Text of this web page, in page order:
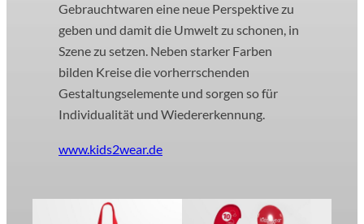
Gebrauchtwaren eine neue Perspektive zu
geben und damit die Umwelt zu schonen, in
Szene zu setzen. Neben starker Farben
bilden Kreise die vorherrschenden
Gestaltungselemente und sorgen so für
Individualität und Wiedererkennung.
www.kids2wear.de